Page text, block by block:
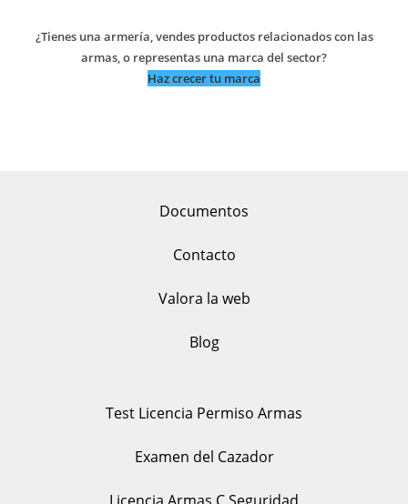
¿Tienes una armería, vendes productos relacionados con las
armas, o representas una marca del sector?
Haz crecer tu marca
Documentos
Contacto
Valora la web
Blog
Test Licencia Permiso Armas
Examen del Cazador